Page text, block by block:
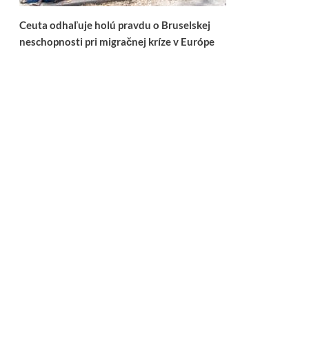
Ceuta odhaľuje holú pravdu o Bruselskej
neschopnosti pri migračnej kríze v Európe